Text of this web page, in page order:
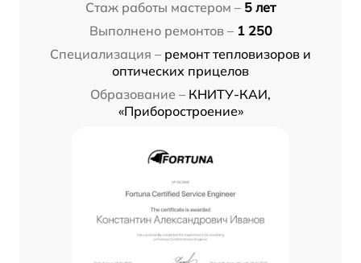
Стаж работы мастером – 5 лет
Выполнено ремонтов – 1 250
Специализация – ремонт тепловизоров и
оптических прицелов
Образование – КНИТУ-КАИ,
«Приборостроение»